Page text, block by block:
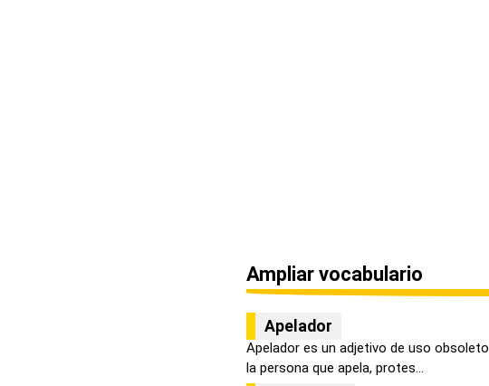
Ampliar vocabulario
Apelador
Apelador es un adjetivo de uso
la persona que apela, protes...